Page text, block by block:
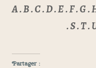
A . B . C . D . E . F . G .
. S . T .
Partager :